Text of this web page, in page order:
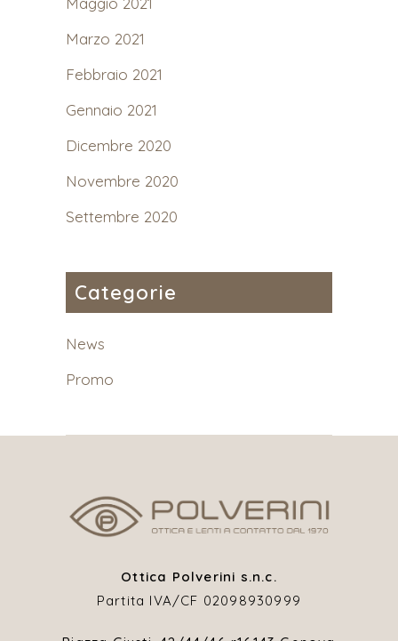
Marzo 2021
Febbraio 2021
Gennaio 2021
Dicembre 2020
Novembre 2020
Settembre 2020
Categorie
News
Promo
Ottica Polverini s.n.c.
Partita IVA/CF 02098930999